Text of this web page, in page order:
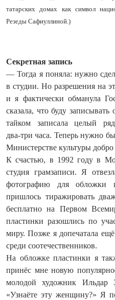
татарских домах как символ
Резеды Сафиуллиной.)
Секретная запись
— Тогда я поняла: нужно
в студии. Но разрешения на
и я фактически обманула
сказала, что буду
тайком записала целый
два‑три часа. Теперь нужно
Министерстве культуры добро
К счастью, в 1992 году в
студия грамзаписи. Я
фотографию для обложки
пришлось тиражировать
бесплатно на Первом
пластинки разошлись по
миру. Позже я допечатала
среди соотечественников.
На обложке пластинки я
принёс мне новую
молодой художник Ильдар
«Узнаёте эту женщину?» Я